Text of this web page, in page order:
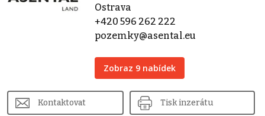
Ostrava
+420 596 262 222
pozemky@asental.eu
Zobraz 9 nabídek
Kontaktovat Tisk inzerátu